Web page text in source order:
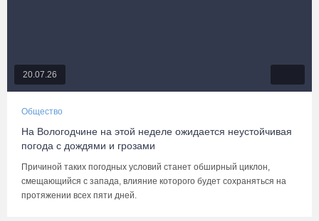
20.07.26
Общество
На Вологодчине на этой неделе ожидается неустойчивая
погода с дождями и грозами
Причиной таких погодных условий станет обширный циклон,
смещающийся с запада, влияние которого будет сохраняться на
протяжении всех пяти дней.